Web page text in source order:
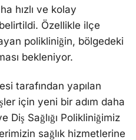
hızlı ve kolay
Özellikle ilçe
polikliniğin, bölgedeki
bekleniyor.
tarafından yapılan
için yeni bir adım daha
Diş Sağlığı Polikliniğimiz
sağlık hizmetlerine